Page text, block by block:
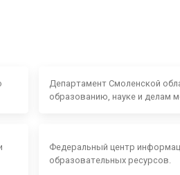
Департамент Смоленской
образованию, науке и делам
Федеральный центр
образовательных ресурсов.